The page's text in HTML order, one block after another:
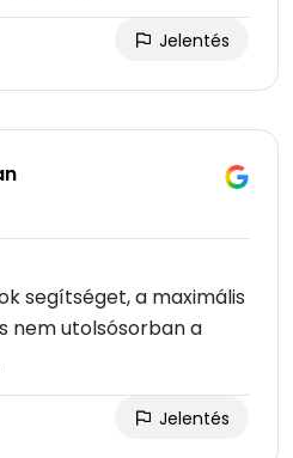
Jelentés
segítséget, a maximális
nem utolsósorban a
Jelentés